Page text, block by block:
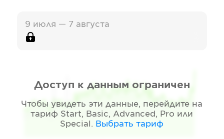
9 июля — 7 августа
Доступ к данным ограничен
Чтобы увидеть эти данные, перейдите на
тариф Start, Basic, Advanced, Pro или
Special . Выбрать тариф